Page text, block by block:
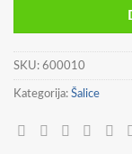
SKU: 600010
Kategorija: Šalice